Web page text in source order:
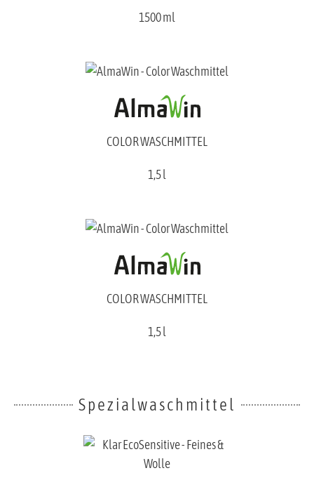
1500 ml
COLOR WASCHMITTEL
1,5 l
COLOR WASCHMITTEL
1,5 l
Spezialwaschmittel